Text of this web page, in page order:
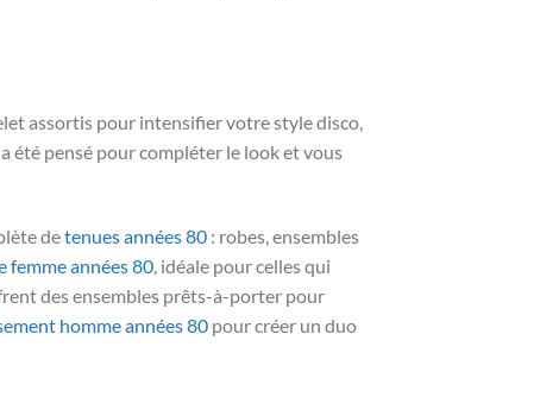
assortis pour intensifier votre style disco,
été pensé pour compléter le look et vous
detenues années 80 : robes, ensembles
femme années 80, idéale pour celles qui
des ensembles prêts-à-porter pour
homme années 80 pour créer un duo